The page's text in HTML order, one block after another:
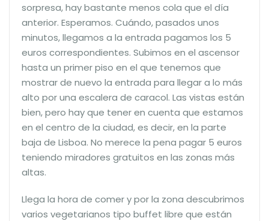
sorpresa, hay bastante menos cola que el día
anterior. Esperamos. Cuándo, pasados unos
minutos, llegamos a la entrada pagamos los 5
euros correspondientes. Subimos en el ascensor
hasta un primer piso en el que tenemos que
mostrar de nuevo la entrada para llegar a lo más
alto por una escalera de caracol. Las vistas están
bien, pero hay que tener en cuenta que estamos
en el centro de la ciudad, es decir, en la parte
baja de Lisboa. No merece la pena pagar 5 euros
teniendo miradores gratuitos en las zonas más
altas.
Llega la hora de comer y por la zona descubrimos
varios vegetarianos tipo buffet libre que están